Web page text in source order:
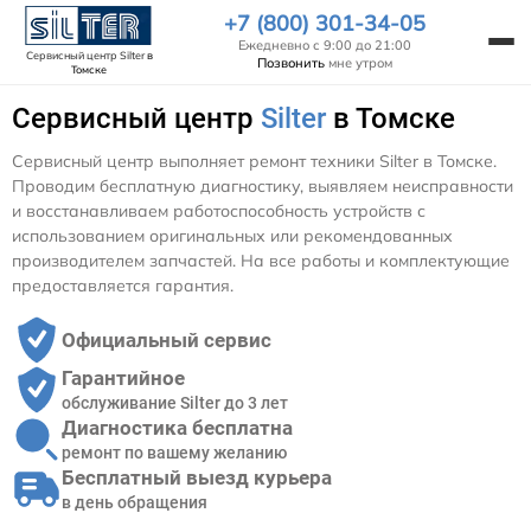
Сервисный центр Silterв
Томске
+7 (800) 301-34-05
Ежедневно с 9:00 до 21:00
Позвонить мне утром
Сервисный центр Silter в Томске
Сервисный центр выполняет ремонт техники Silter в Томске.
Проводим бесплатную диагностику, выявляем неисправности
и восстанавливаем работоспособность устройств с
использованием оригинальных или рекомендованных
производителем запчастей. На все работы и комплектующие
предоставляется гарантия.
Официальный сервис
Гарантийное
обслуживание Silter до 3 лет
Диагностика бесплатна
ремонт по вашему желанию
Бесплатный выезд курьера
в день обращения